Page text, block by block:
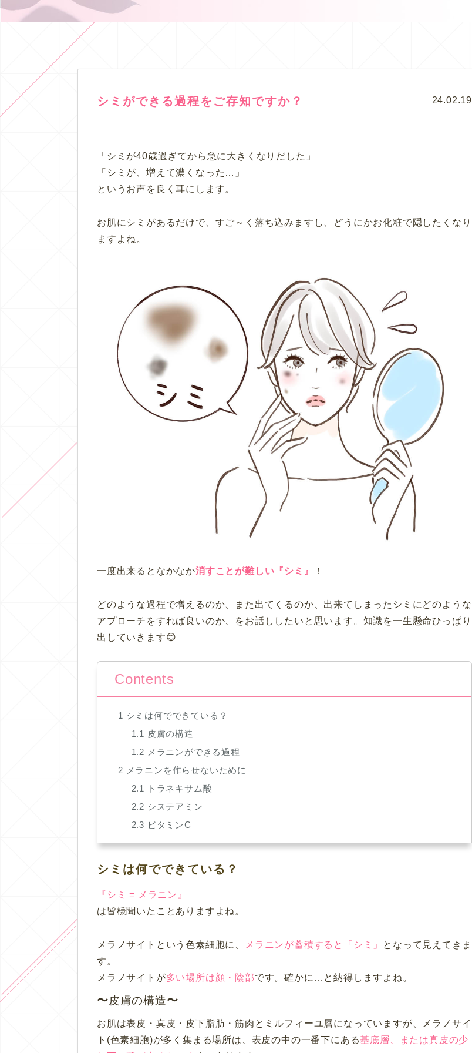
シミができる過程をご存知ですか？ 24.02.19
「シミが40歳過ぎてから急に大きくなりだした」
「シミが、増えて濃くなった…」
というお声を良く耳にします。
お肌にシミがあるだけで、すご～く落ち込みますし、どうにかお化粧で隠したくなり
ますよね。
一度出来るとなかなか消すことが難しい『シミ』 ！
どのような過程で増えるのか、また出てくるのか、出来てしまったシミにどのような
アプローチをすれば良いのか、をお話ししたいと思います。知識を一生懸命ひっぱり
出していきます😊
Contents
1 シミは何でできている？
1.1 皮膚の構造
1.2 メラニンができる過程
2 メラニンを作らせないために
2.1
トラネキサム酸
2.2 システアミン
2.3 ビタミンC
シミは何でできている？
『シミ = メラニン』
は皆様聞いたことありますよね。
メラノサイトという色素細胞に、 メラニンが蓄積すると 「シミ」
となって見えてきま
す。
メラノサイトが多い場所は顔・陰部です。確かに…と納得しますよね。
皮膚の構造
お肌は表皮・真皮・皮下脂肪・筋肉とミルフィーユ層になっていますが、メラノサイ
ト(色素細胞)が多く集まる場所は、表皮の中の一番下にある基底層、または真皮の少